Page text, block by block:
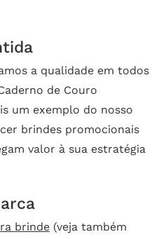
a qualidade em todos
de Couro
um exemplo do nosso
brindes promocionais
valor à sua estratégia
brinde(veja também